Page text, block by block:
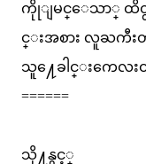
ကိုုျမင္ေသာ္ ထိတ္
င္းအစား လူႀ
သူ႔ေခါင္းကေလး
======
သို႔နွင့္